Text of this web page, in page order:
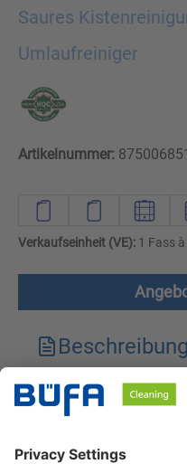
Saures
Umlaufreiniger
Artikelnummer:
Verkaufseinheit (VE): 1 Fass
Beschreibung
Technische